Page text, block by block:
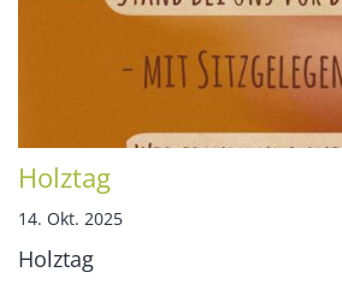
Holztag
14. Okt. 2025
Holztag